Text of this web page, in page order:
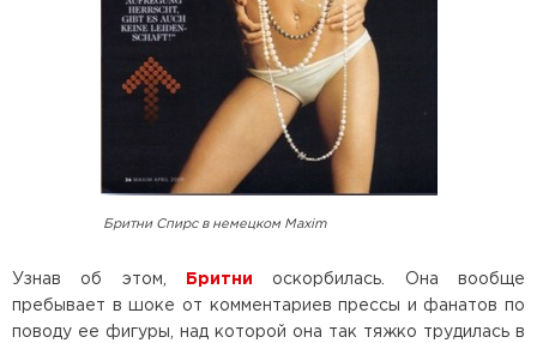
Бритни Спирс в немецком Maxim
Узнав об этом, Бритни оскорбилась. Она вообще
пребывает в шоке от комментариев прессы и фанатов по
поводу ее фигуры, над которой она так тяжко трудилась в